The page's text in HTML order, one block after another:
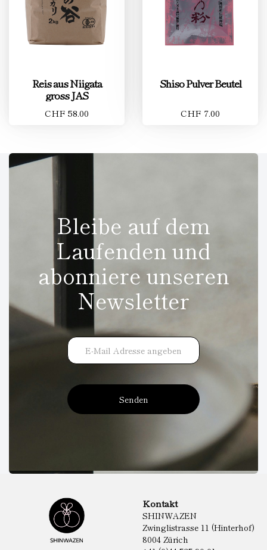
Reis aus Niigata
gross JAS
CHF 58.00
Shiso Pulver Beutel
CHF 7.00
Bleibe auf dem
Laufenden und
abonniere unseren
Newsletter
Senden
Kontakt
SHINWAZEN
Zwinglistrasse 11 (Hinterhof)
8004 Zürich